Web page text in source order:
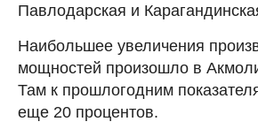
Павлодарская и
Наибольшее увеличения
мощностей произошло в
Там к прошлогодним
еще 20 процентов.